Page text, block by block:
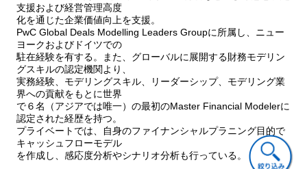
支援および経営管理高度
化を通じた企業価値向上を支援。
PwC Global Deals Modelling Leaders Groupに所属し、ニュー
ヨークおよびドイツでの
駐在経験を有する。また、グローバルに展開する財務モデリン
グスキルの認定機関より、
実務経験、モデリングスキル、リーダーシップ、モデリング業
界への貢献をもとに世界
で６名（アジアでは唯一）の最初のMaster Financial Modelerに
認定された経歴を持つ。
プライベートでは、自身のファイナンシャルプラニング目的で
キャッシュフローモデル
を作成し、感応度分析やシナリオ分析も行っている。